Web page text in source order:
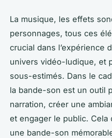
La musique, les effets
personnages, tous ces
crucial dans l’expérience
univers vidéo-ludique, et
sous-estimés. Dans le
la bande-son est un outil
narration, créer une
et engager le public.
une bande-son